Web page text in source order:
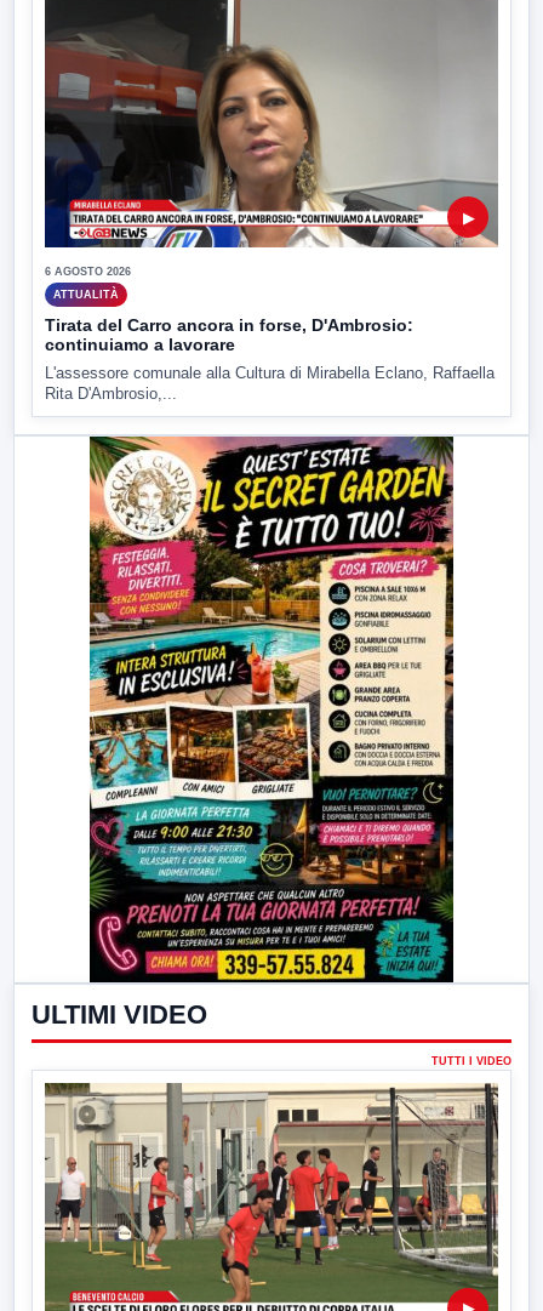
▶
6 AGOSTO 2026
ATTUALITÀ
Tirata del Carro ancora in forse, D'Ambrosio:
continuiamo a lavorare
L'assessore comunale alla Cultura di Mirabella Eclano, Raffaella
Rita D'Ambrosio,...
ULTIMI VIDEO
TUTTI I VIDEO